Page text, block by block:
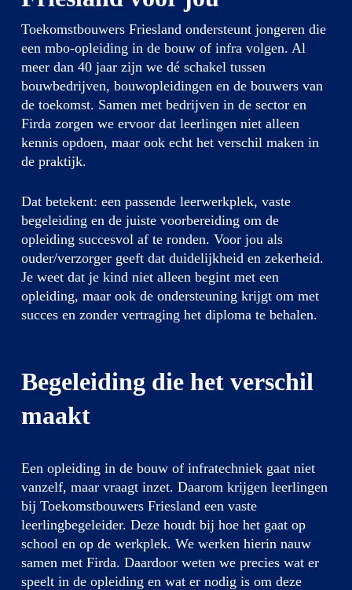
Toekomstbouwers Friesland ondersteunt jongeren die
een mbo-opleiding in de bouw of infra volgen. Al
meer dan 40 jaar zijn we dé schakel tussen
bouwbedrijven, bouwopleidingen en de bouwers van
de toekomst. Samen met bedrijven in de sector en
Firda zorgen we ervoor dat leerlingen niet alleen
kennis opdoen, maar ook echt het verschil maken in
de praktijk.
Dat betekent: een passende leerwerkplek, vaste
begeleiding en de juiste voorbereiding om de
opleiding succesvol af te ronden. Voor jou als
ouder/verzorger geeft dat duidelijkheid en zekerheid.
Je weet dat je kind niet alleen begint met een
opleiding, maar ook de ondersteuning krijgt om met
succes en zonder vertraging het diploma te behalen.
Begeleiding die het verschil
maakt
Eenopleiding in de bouw of infratechniek gaat niet
vanzelf, maar vraagt inzet. Daarom krijgen leerlingen
bij Toekomstbouwers Friesland een vaste
leerlingbegeleider. Deze houdt bij hoe het gaat op
school en op de werkplek. We werken hierin nauw
samen metFirda. Daardoor weten we precies wat er
speelt in de opleiding en wat er nodig is om deze